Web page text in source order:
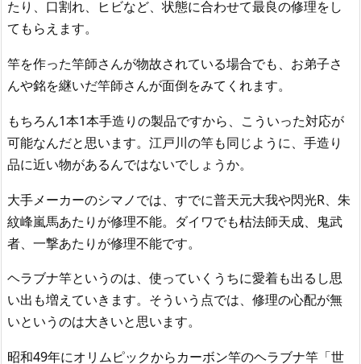
たり、口割れ、ヒビなど、状態に合わせて最良の修理をし
てもらえます。
竿を作った竿師さんが物故されている場合でも、お弟子さ
んや銘を継いだ竿師さんが面倒をみてくれます。
もちろん1本1本手造りの製品ですから、こういった対応が
可能なんだと思います。江戸川の竿も同じように、手造り
品に近い物があるんではないでしょうか。
大手メーカーのシマノでは、すでに普天元大我や閃光R、朱
紋峰嵐馬あたりが修理不能。ダイワでも枯法師天成、鬼武
者、一撃あたりが修理不能です。
ヘラブナ竿というのは、使っていくうちに愛着も出るし思
い出も増えていきます。そういう点では、修理の心配が無
いというのは大きいと思います。
昭和49年にオリムピックからカーボン竿のヘラブナ竿「世